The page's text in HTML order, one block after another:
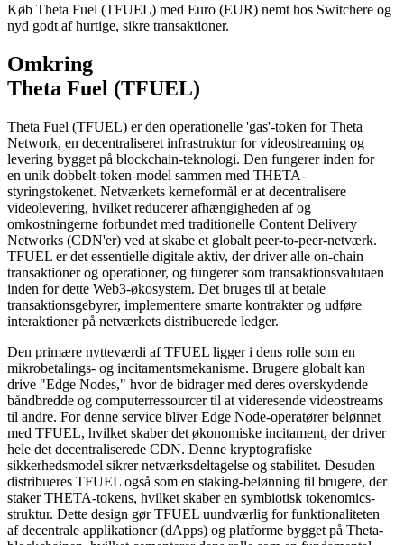
Køb Theta Fuel (TFUEL) med Euro (EUR) nemt hos Switchere og
nyd godt af hurtige, sikre transaktioner.
Omkring
Theta Fuel (TFUEL)
Theta Fuel (TFUEL) er den operationelle 'gas'-token for Theta
Network, en decentraliseret infrastruktur for videostreaming og
levering bygget på blockchain-teknologi. Den fungerer inden for
en unik dobbelt-token-model sammen med THETA-
styringstokenet. Netværkets kerneformål er at decentralisere
videolevering, hvilket reducerer afhængigheden af og
omkostningerne forbundet med traditionelle Content Delivery
Networks (CDN'er) ved at skabe et globalt peer-to-peer-netværk.
TFUEL er det essentielle digitale aktiv, der driver alle on-chain
transaktioner og operationer, og fungerer som transaktionsvalutaen
inden for dette Web3-økosystem. Det bruges til at betale
transaktionsgebyrer, implementere smarte kontrakter og udføre
interaktioner på netværkets distribuerede ledger.
Den primære nytteværdi af TFUEL ligger i dens rolle som en
mikrobetalings- og incitamentsmekanisme. Brugere globalt kan
drive "Edge Nodes," hvor de bidrager med deres overskydende
båndbredde og computerressourcer til at videresende videostreams
til andre. For denne service bliver Edge Node-operatører belønnet
med TFUEL, hvilket skaber det økonomiske incitament, der driver
hele det decentraliserede CDN. Denne kryptografiske
sikkerhedsmodel sikrer netværksdeltagelse og stabilitet. Desuden
distribueres TFUEL også som en staking-belønning til brugere, der
staker THETA-tokens, hvilket skaber en symbiotisk tokenomics-
struktur. Dette design gør TFUEL uundværlig for funktionaliteten
af decentrale applikationer (dApps) og platforme bygget på Theta-